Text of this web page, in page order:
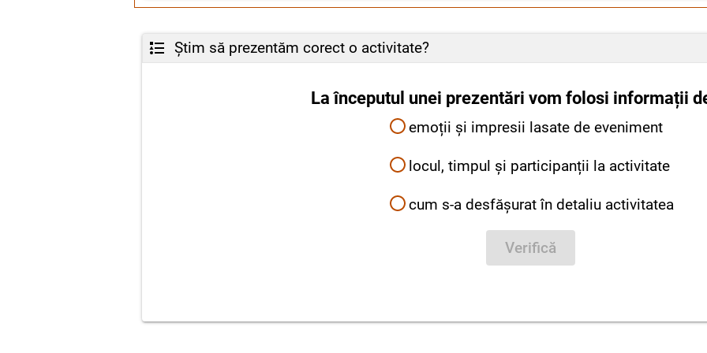
Știm să prezentăm corect o activitate?
La începutul unei prezentări vom folosi informații
emoții și impresii lasate de eveniment
locul, timpul și participanții la activitate
cum s-a desfășurat în detaliu activitatea
Verifică